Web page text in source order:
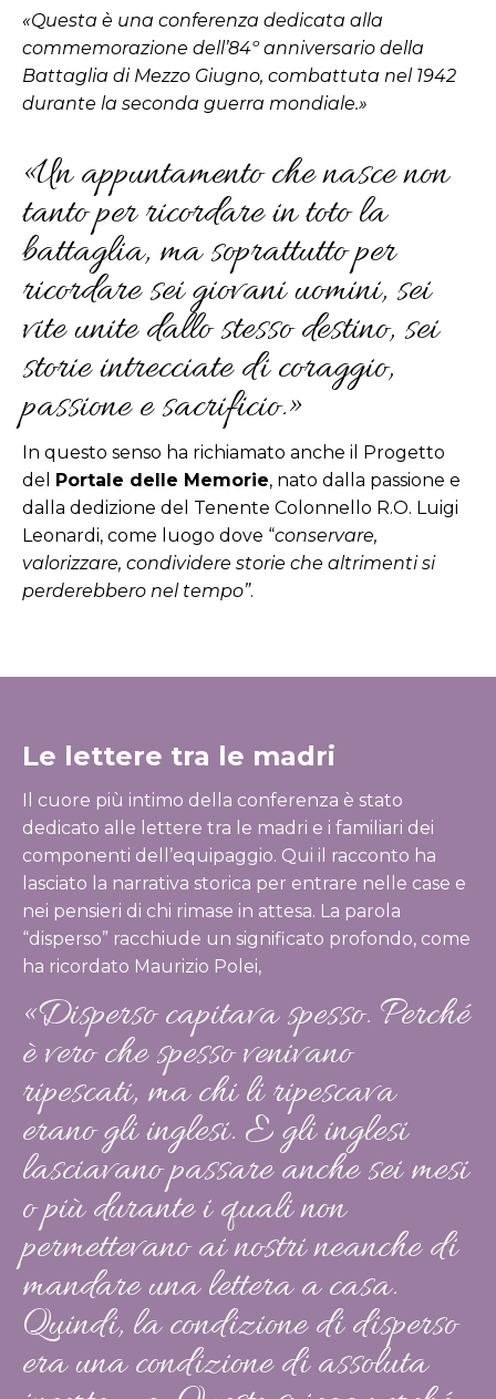
«Questa è una conferenza dedicata alla
commemorazione dell’84º anniversario della
Battaglia di Mezzo Giugno, combattuta nel 1942
durante la seconda guerra mondiale.»
«Un appuntamento che nasce non
tanto per ricordare in toto la
battaglia, ma soprattutto per
ricordare sei giovani uomini, sei
vite unite dallo stesso destino, sei
storie intrecciate di coraggio,
passione e sacrificio.»
In questo senso ha richiamato anche il Progetto
del
Portale delle Memorie, nato dalla passione e
dalla dedizione del Tenente Colonnello R.O. Luigi
Leonardi, come luogo dove “conservare,
valorizzare, condividere storie che altrimenti si
perderebbero nel tempo”.
Le lettere tra le madri
Il cuore più intimo della conferenza è stato
dedicato alle lettere tra le madri e i familiari dei
componenti dell’equipaggio. Qui il racconto ha
lasciato la narrativa storica per entrare nelle case e
nei pensieri di chi rimase in attesa. La parola
“disperso” racchiude un significato profondo, come
ha ricordato Maurizio Polei,
«Disperso capitava spesso. Perché
è vero che spesso venivano
ripescati, ma chi li ripescava
erano gli inglesi. E gli inglesi
lasciavano passare anche sei mesi
o più durante i quali non
permettevano ai nostri neanche di
mandare una lettera a casa.
Quindi, la condizione di disperso
era una condizione di assoluta